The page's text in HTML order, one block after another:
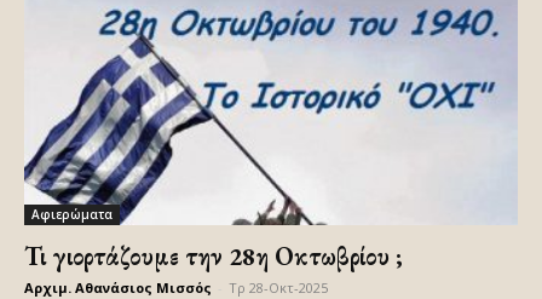
Αφιερώματα
Τι γιορτάζουμε την 28η Οκτωβρίου ;
Αρχιμ. Αθανάσιος Μισσός Τρ 28-Οκτ-2025